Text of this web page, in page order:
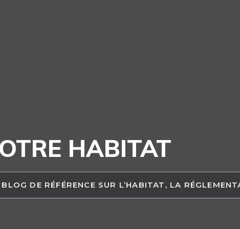
HABITAT
BLOG DE RÉFÉRENCE SUR L’HABITAT, LA